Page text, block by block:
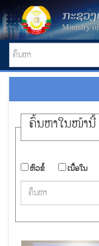
ຄົ້ນ​ຫາ​ໃນ​ໜ້ານີ້
​ຫົວ​ຂໍ້ ​ເນື້ອ​ໃນ